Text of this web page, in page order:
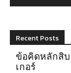
Recent Posts
ข้อคิดหลักสิบ
เกอร์